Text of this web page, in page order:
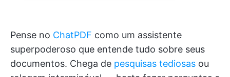
Pense no ChatPDF como um assistente
superpoderoso que entende tudo sobre seus
documentos. Chega de pesquisas tediosas ou